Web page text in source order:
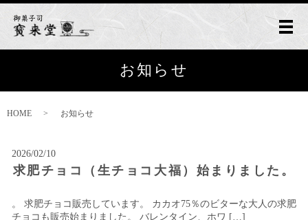
メ
お知らせ
HOME お知らせ
2026/02/10
求肥チョコ（生チョコ大福）始まりました。
。 求肥チョコ販売しています。 カカオ75％のビターな大人の求肥
チョコも販売始まりました。 バレンタイン、ホワ […]